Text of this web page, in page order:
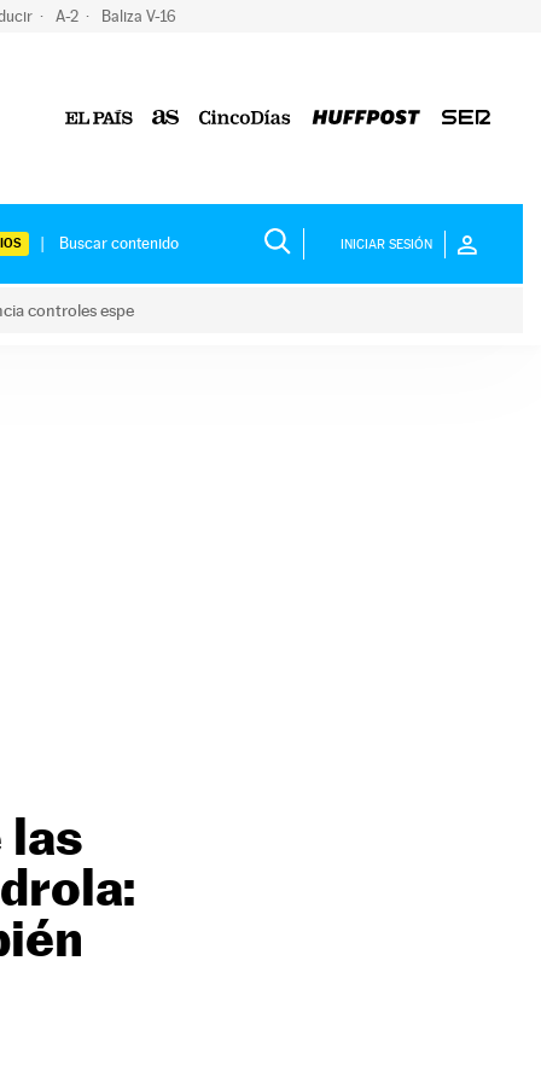
A-2 Baliza V-16
INICIAR SESIÓN
controles espe
las